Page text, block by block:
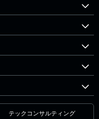
テックコンサルティング